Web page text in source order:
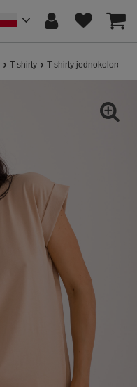
T-shirty T-shirty jednokolorowe